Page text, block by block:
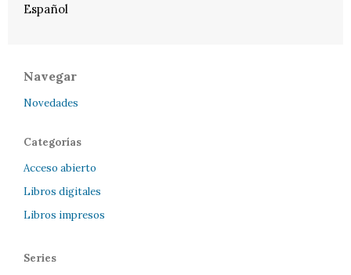
Español
Navegar
Novedades
Categorías
Acceso abierto
Libros digitales
Libros impresos
Series